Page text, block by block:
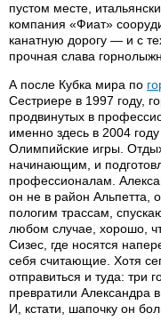
пустом месте,
компания «Фиат»
канатную дорогу — и с
прочная слава
А после Кубка мира по
Сестриере в 1997 году,
продвинутых в
именно здесь в 2004
Олимпийские игры.
начинающим, и
профессионалам.
он не в район Альпетта,
пологим трассам,
любом случае, хорошо,
Сизес, где носятся
себя считающие. Хотя
отправиться и туда: три
превратили Александра
И, кстати, шапочку он